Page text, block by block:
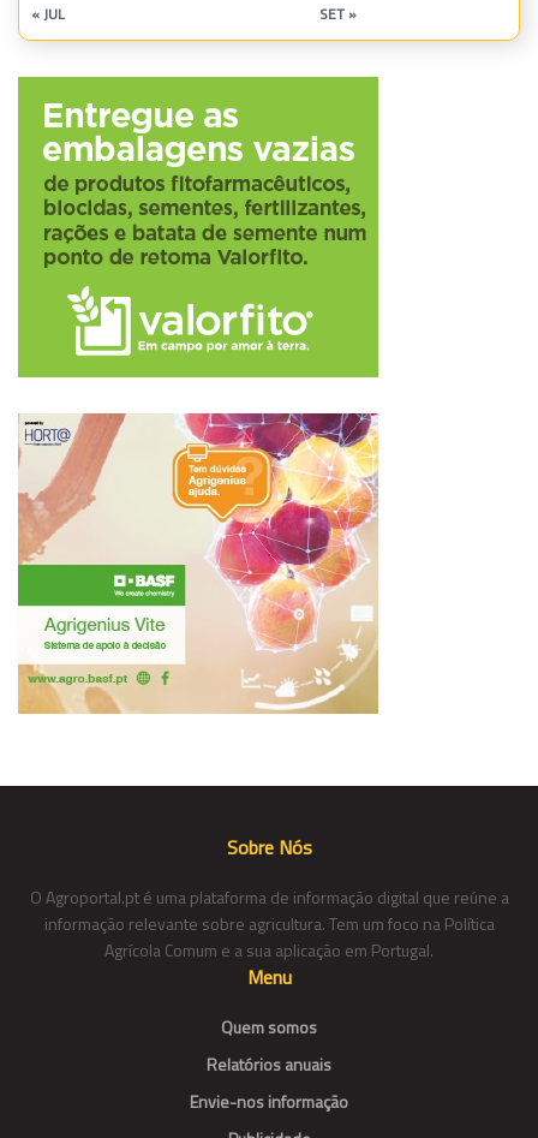
« JUL SET »
Sobre Nós
O Agroportal.pt é uma plataforma de informação digital que reúne a
informação relevante sobre agricultura. Tem um foco na Política
Agrícola Comum e a sua aplicação em Portugal.
Menu
Quem somos
Relatórios anuais
Envie-nos informação